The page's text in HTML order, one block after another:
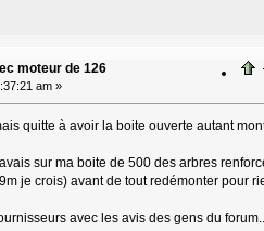
moteur de 126
am »
quitte à avoir la boite ouverte autant
sur ma boite de 500 des arbres
je crois) avant de tout redémonter pour
avec les avis des gens du